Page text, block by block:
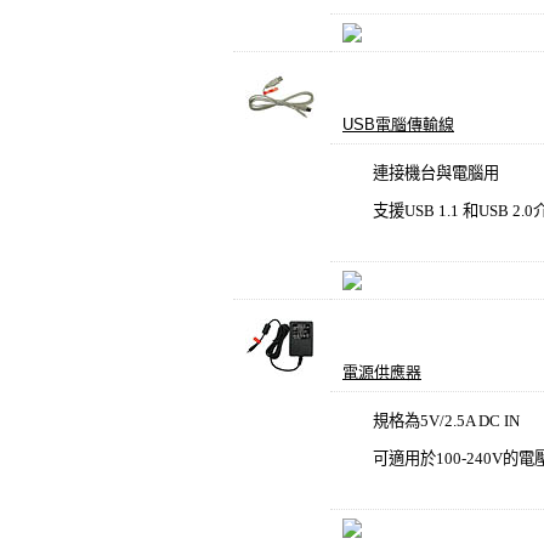
USB電腦傳輸線
連接機台與電腦用
支援USB 1.1 和USB 2.0
電源供應器
規格為5V/2.5A DC IN
可適用於100-240V的電